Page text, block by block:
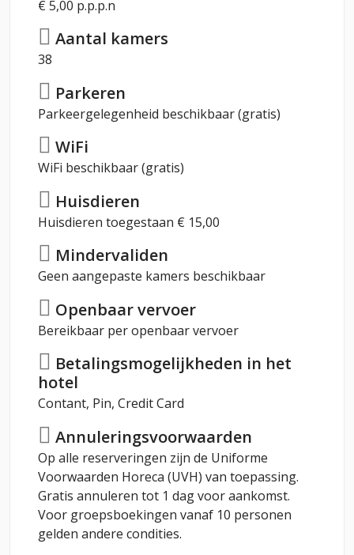
€ 5,00 p.p.p.n
Aantal kamers
38
Parkeren
Parkeergelegenheid beschikbaar (gratis)
WiFi
WiFi beschikbaar (gratis)
Huisdieren
Huisdieren toegestaan € 15,00
Mindervaliden
Geen aangepaste kamers beschikbaar
Openbaar vervoer
Bereikbaar per openbaar vervoer
Betalingsmogelijkheden in het
hotel
Contant, Pin, Credit Card
Annuleringsvoorwaarden
Op alle reserveringen zijn de Uniforme
Voorwaarden Horeca (UVH) van toepassing.
Gratis annuleren tot 1 dag voor aankomst.
Voor groepsboekingen vanaf 10 personen
gelden andere condities.